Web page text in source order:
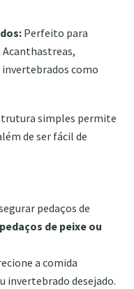
Perfeito para
como
simples permite
de ser fácil de
pedaços de
de peixe ou
a comida
invertebrado desejado.